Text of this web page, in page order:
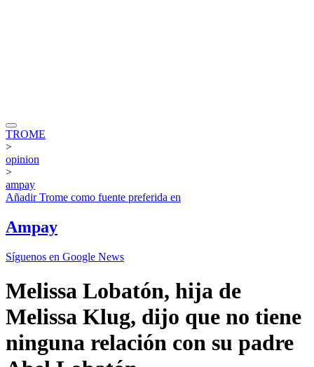
TROME
>
opinion
>
ampay
AñadirTrome como fuente preferida en
Ampay
Síguenos en Google News
Melissa Lobatón, hija de
Melissa Klug, dijo que no tiene
ninguna relación con su padre